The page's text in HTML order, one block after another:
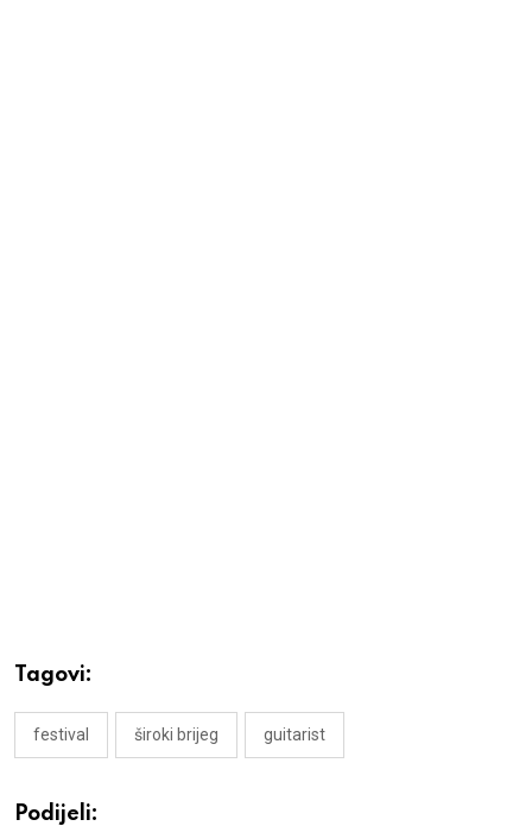
Tagovi:
festival široki brijeg guitarist
Podijeli: